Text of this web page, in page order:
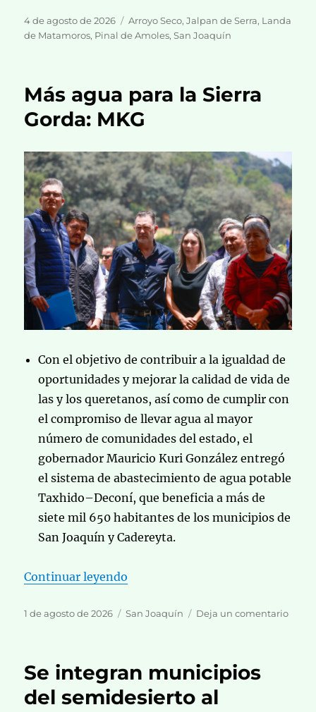
Publicado
el
4 de agosto de 2026 Categorías
Arroyo Seco,Jalpan de Serra, Landa
de Matamoros, Pinal de Amoles,San Joaquín
Más agua para la Sierra
Gorda: MKG
Con el objetivo de contribuir a la igualdad de
oportunidades y mejorar la calidad de vida de
las y los queretanos, así como de cumplir con
el compromiso de llevar agua al mayor
número de comunidades del estado, el
gobernador Mauricio Kuri González entregó
el sistema de abastecimiento de agua potable
Taxhido–Deconí, que beneficia a más de
siete mil 650 habitantes de los municipios de
San Joaquín y Cadereyta.
Continuar leyendo
Publicado
1 de agosto de 2026 Categorías
San Joaquín Deja un comentarioen
Se integran municipios
del semidesierto al